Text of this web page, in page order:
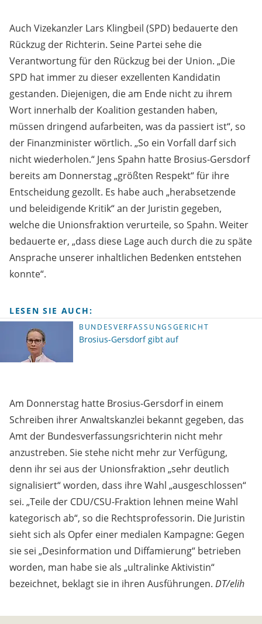
Auch Vizekanzler Lars Klingbeil (SPD) bedauerte den
Rückzug der Richterin. Seine Partei sehe die
Verantwortung für den Rückzug bei der Union. „Die
SPD hat immer zu dieser exzellenten Kandidatin
gestanden. Diejenigen, die am Ende nicht zu ihrem
Wort innerhalb der Koalition gestanden haben,
müssen dringend aufarbeiten, was da passiert ist“, so
der Finanzminister wörtlich. „So ein Vorfall darf sich
nicht wiederholen.“ Jens Spahn hatte Brosius-Gersdorf
bereits am Donnerstag „größten Respekt“ für ihre
Entscheidung gezollt. Es habe auch „herabsetzende
und beleidigende Kritik“ an der Juristin gegeben,
welche die Unionsfraktion verurteile, so Spahn. Weiter
bedauerte er, „dass diese Lage auch durch die zu späte
Ansprache unserer inhaltlichen Bedenken entstehen
konnte“.
LESEN SIE AUCH:
BUNDESVERFASSUNGSGERICHT
Brosius-Gersdorf gibt auf
Am Donnerstag hatte Brosius-Gersdorf in einem
Schreiben ihrer Anwaltskanzlei bekannt gegeben, das
Amt der Bundesverfassungsrichterin nicht mehr
anzustreben. Sie stehe nicht mehr zur Verfügung,
denn ihr sei aus der Unionsfraktion „sehr deutlich
signalisiert“ worden, dass ihre Wahl „ausgeschlossen“
sei. „Teile der CDU/CSU-Fraktion lehnen meine Wahl
kategorisch ab“, so die Rechtsprofessorin. Die Juristin
sieht sich als Opfer einer medialen Kampagne: Gegen
sie sei „Desinformation und Diffamierung“ betrieben
worden, man habe sie als „ultralinke Aktivistin“
bezeichnet, beklagt sie in ihren Ausführungen. DT/elih